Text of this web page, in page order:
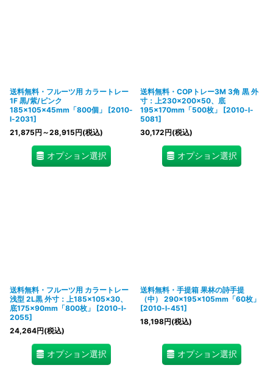
送料無料・フルーツ用 カラートレー
1F 黒/紫/ピンク
185×105×45mm「800個」
[2010-
l-2031]
21,875円 ～28,915円(税込)
オプション選択
送料無料・COPトレー3M 3角 黒 外
寸：上230×200×50、底
195×170mm「500枚」
[2010-l-
5081]
30,172円(税込)
オプション選択
送料無料・フルーツ用 カラートレー
浅型 2L黒 外寸：上185×105×30、
底175×90mm「800枚」
[2010-l-
2055]
24,264円(税込)
オプション選択
送料無料・手提箱 果林の詩手提
（中） 290×195×105mm「60枚」
[2010-l-451]
18,198円(税込)
オプション選択